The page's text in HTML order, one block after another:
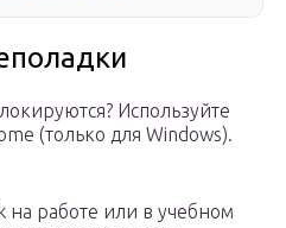
Используйте
(только для Windows).
на работе или в учебном